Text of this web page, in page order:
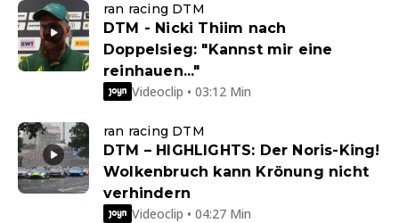
ran racing DTM
DTM - Nicki Thiim nach
Doppelsieg: "Kannst mir eine
reinhauen..."
Videoclip • 03:12 Min
ran racing DTM
DTM – HIGHLIGHTS: Der Noris-King!
Wolkenbruch kann Krönung nicht
verhindern
Videoclip • 04:27 Min